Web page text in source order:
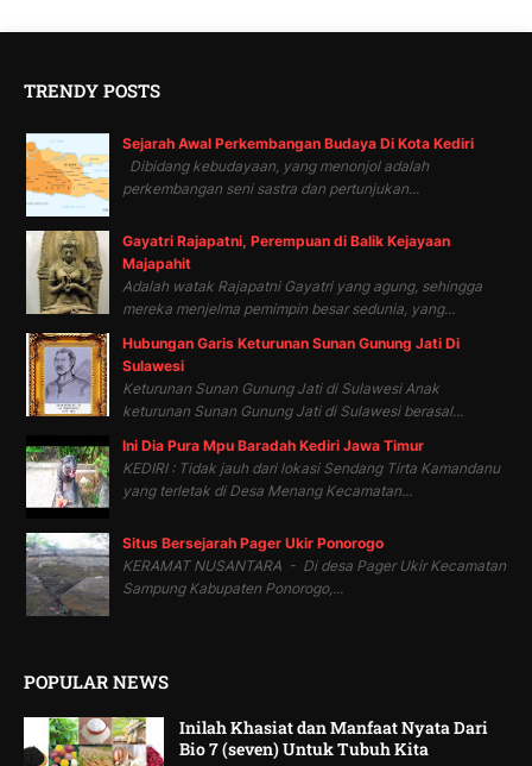
TRENDY POSTS
Sejarah Awal Perkembangan Budaya Di Kota Kediri
Dibidang kebudayaan, yang menonjol adalah
perkembangan seni sastra dan pertunjukan...
Gayatri Rajapatni, Perempuan di Balik Kejayaan
Majapahit
Adalah watak Rajapatni Gayatri yang agung, sehingga
mereka menjelma pemimpin besar sedunia, yang...
Hubungan Garis Keturunan Sunan Gunung Jati Di
Sulawesi
Keturunan Sunan Gunung Jati di Sulawesi Anak
keturunan Sunan Gunung Jati di Sulawesi berasal...
Ini Dia Pura Mpu Baradah Kediri Jawa Timur
KEDIRI : Tidak jauh dari lokasi Sendang Tirta Kamandanu
yang terletak di Desa Menang Kecamatan...
Situs Bersejarah Pager Ukir Ponorogo
KERAMAT NUSANTARA - Di desa Pager Ukir Kecamatan
Sampung Kabupaten Ponorogo,...
POPULAR NEWS
Inilah Khasiat dan Manfaat Nyata Dari
Bio 7 (seven) Untuk Tubuh Kita